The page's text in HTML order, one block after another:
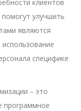
клиентов
улучшить
являются
специфике
– это
программное